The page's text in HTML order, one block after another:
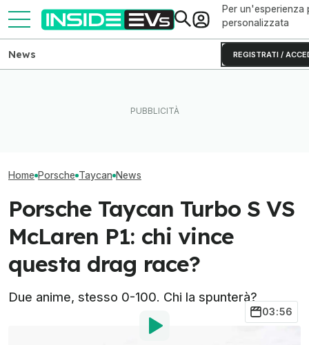
Per un'esperienza
personalizzata
REGISTRATI /
News
Home Porsche Taycan News
Porsche Taycan Turbo S VS
McLaren P1: chi vince
questa drag race?
Due anime, stesso 0-100. Chi la spunterà?
03:56